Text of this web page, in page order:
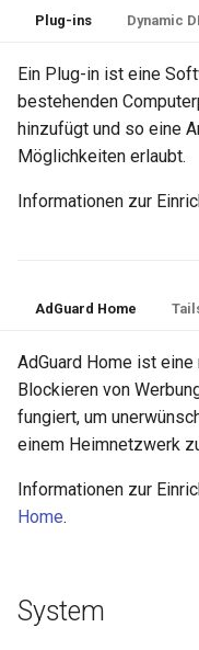
Plug-ins Dynamic
Ein Plug-in ist eine
bestehenden
hinzufügt und so eine
Möglichkeiten erlaubt.
Informationen zur
AdGuard Home
AdGuard Home ist
Blockieren von
fungiert, um
einem Heimnetzwerk
Informationen zur
Home.
System